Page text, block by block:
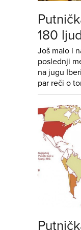
180
Još malo i
poslednji
na jugu
par reči o